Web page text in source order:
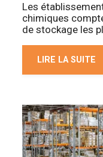
Les
chimiques
de stockage les
LIRE LA SUITE